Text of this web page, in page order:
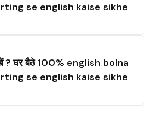
se english kaise sikhe
? घर बैठे 100% english bolna
se english kaise sikhe